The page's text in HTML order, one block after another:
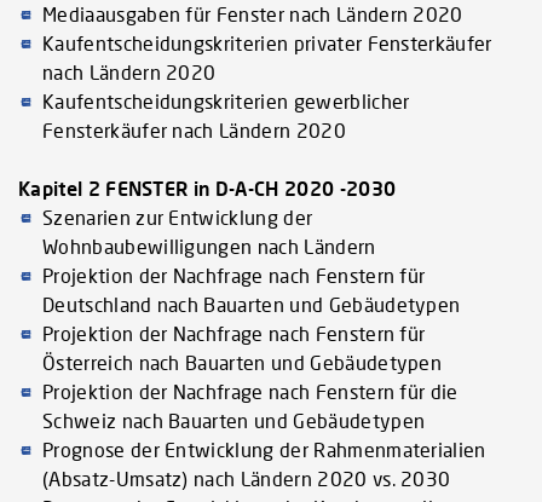
Mediaausgaben für Fenster nach Ländern 2020
Kaufentscheidungskriterien privater Fensterkäufer
nach Ländern 2020
Kaufentscheidungskriterien gewerblicher
Fensterkäufer nach Ländern 2020
Kapitel 2 FENSTER in D-A-CH 2020 -2030
Szenarien zur Entwicklung der
Wohnbaubewilligungen nach Ländern
Projektion der Nachfrage nach Fenstern für
Deutschland nach Bauarten und Gebäudetypen
Projektion der Nachfrage nach Fenstern für
Österreich nach Bauarten und Gebäudetypen
Projektion der Nachfrage nach Fenstern für die
Schweiz nach Bauarten und Gebäudetypen
Prognose der Entwicklung der Rahmenmaterialien
(Absatz-Umsatz) nach Ländern 2020 vs. 2030